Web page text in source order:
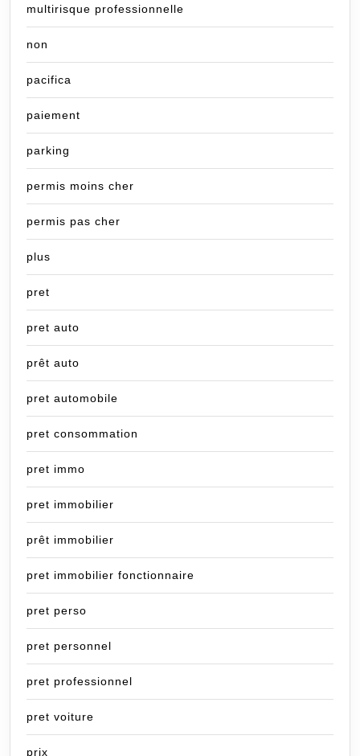
multirisque professionnelle
non
pacifica
paiement
parking
permis moins cher
permis pas cher
plus
pret
pret auto
prêt auto
pret automobile
pret consommation
pret immo
pret immobilier
prêt immobilier
pret immobilier fonctionnaire
pret perso
pret personnel
pret professionnel
pret voiture
prix